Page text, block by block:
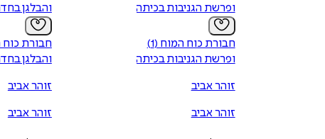
ופרשת הגניבות בכיתה
חבורת כוח המוח (1)
ופרשת הגניבות בכיתה
זוהר אביב
זוהר אביב
והבלגן
והבלגן
זוהר אביב
זוהר אביב